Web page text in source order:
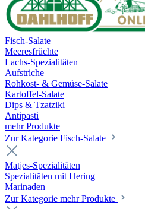
Fisch-Salate
Meeresfrüchte
Lachs-Spezialitäten
Aufstriche
Rohkost- & Gemüse-Salate
Kartoffel-Salate
Dips & Tzatziki
Antipasti
mehr Produkte
Zur Kategorie Fisch-Salate
Matjes-Spezialitäten
Spezialitäten mit Hering
Marinaden
Zur Kategorie mehr Produkte